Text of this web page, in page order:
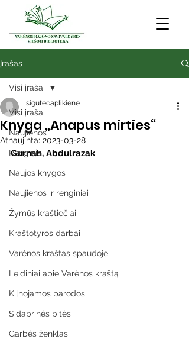
Įrašas
Visi įrašai
Naujienos
Renginiai
Naujos knygos
Naujienos ir renginiai
Žymūs kraštiečiai
Kraštotyros darbai
Varėnos kraštas spaudoje
Leidiniai apie Varėnos kraštą
Kilnojamos parodos
Sidabrinės bitės
Garbės ženklas
Visi įrašai
Knyga „Anapus mirties“
sigutecaplikiene
Atnaujinta: 2023-03-28
Gurnah, Abdulrazak